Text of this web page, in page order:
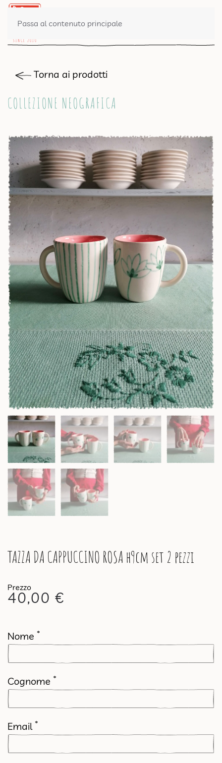
Passa al contenuto principale
Torna ai prodotti
COLLEZIONE NEOGRAFICA
TAZZA DA CAPPUCCINO ROSA h9cm set 2 pezzi
40,00 €
Nome *
Cognome *
Email *